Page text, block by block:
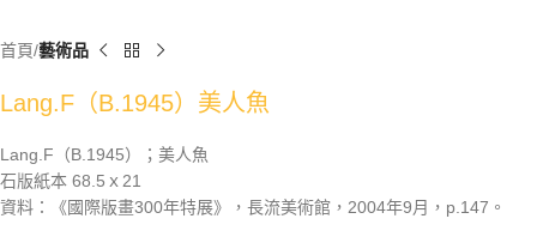
首頁 藝術品
Lang.F（B.1945）美人魚
Lang.F（B.1945）；美人魚
石版紙本 68.5ｘ21
資料：《國際版畫300年特展》，長流美術館，2004年9月，p.147。